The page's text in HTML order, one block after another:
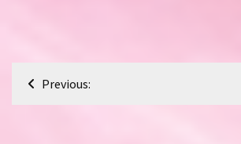
Yazı
gezinmesi
Previous: